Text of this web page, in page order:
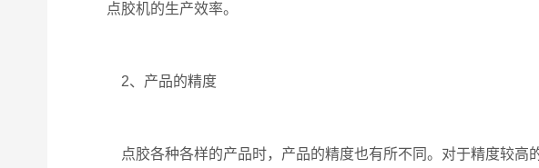
点胶机的生产效率。
2、产品的精度
点胶各种各样的产品时，产品的精度也有所不同。对于精度较高